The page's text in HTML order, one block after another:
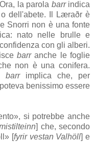
la parola barr indica
dell'abete. Il
Læraðrè
Snorri non è una fonte
nato nelle brulle e
con gli alberi.
barranche le foglie
non è una conifera.
barrimplica che, per
poteva benissimo essere
si potrebbe anche
] che, secondo
» [fyrir vestan Valhöll] e